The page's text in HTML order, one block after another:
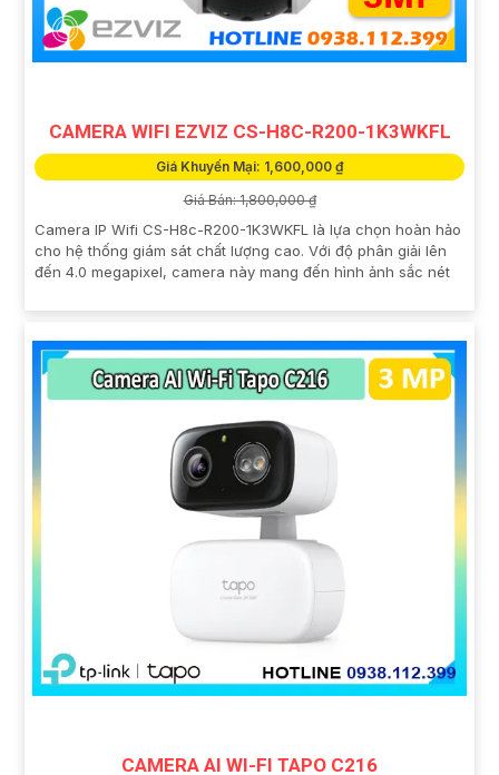
CAMERA WIFI EZVIZ CS-H8C-R200-1K3WKFL
Giá Khuyến Mại: 1,600,000 ₫
Giá Bán: 1,800,000 ₫
Camera IP Wifi CS-H8c-R200-1K3WKFL là lựa chọn hoàn hảo
cho hệ thống giám sát chất lượng cao. Với độ phân giải lên
đến 4.0 megapixel, camera này mang đến hình ảnh sắc nét
CAMERA AI WI-FI TAPO C216